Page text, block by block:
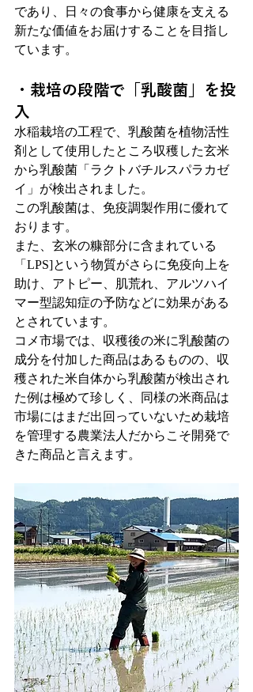
であり、日々の食事から健康を支える
新たな価値をお届けすることを目指し
ています。
・栽培の段階で「乳酸菌」を投
入
水稲栽培の工程で、乳酸菌を植物活性
剤として使用したところ収穫した玄米
から乳酸菌「ラクトバチルスパラカゼ
イ」が検出されました。
この乳酸菌は、免疫調製作用に優れて
おります。
また、玄米の糠部分に含まれている
「LPS]という物質がさらに免疫向上を
助け、アトピー、肌荒れ、アルツハイ
マー型認知症の予防などに効果がある
とされています。
コメ市場では、収穫後の米に乳酸菌の
成分を付加した商品はあるものの、収
穫された米自体から乳酸菌が検出され
た例は極めて珍しく、同様の米商品は
市場にはまだ出回っていないため栽培
を管理する農業法人だからこそ開発で
きた商品と言えます。